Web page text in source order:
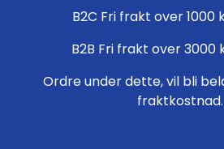
B2C Fri frakt over 1000
B2B Fri frakt over 3000
Ordre under dette, vil bli
fraktkostnad.